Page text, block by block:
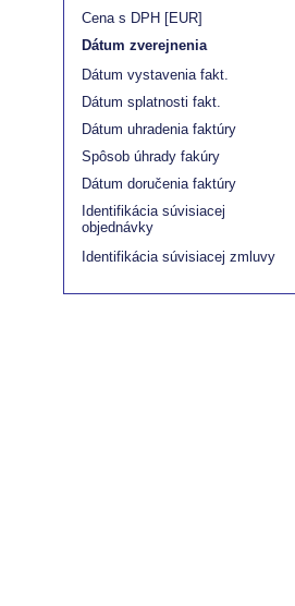
Cena s DPH [EUR]
Dátum zverejnenia
Dátum vystavenia fakt.
Dátum splatnosti fakt.
Dátum uhradenia faktúry
Spôsob úhrady fakúry
Dátum doručenia faktúry
Identifikácia súvisiacej
objednávky
Identifikácia súvisiacej zmluvy